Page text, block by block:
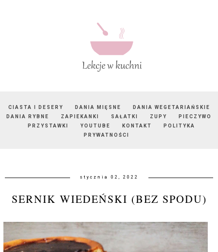
CIASTA I DESERY DANIA MIĘSNE
DANIA WEGETARIAŃSKIE
DANIA RYBNE
ZAPIEKANKI SAŁATKI ZUPY
PIECZYWO
PRZYSTAWKI
YOUTUBE KONTAKT
POLITYKA
PRYWATNOŚCI
stycznia 02, 2022
SERNIK WIEDEŃSKI (BEZ SPODU)